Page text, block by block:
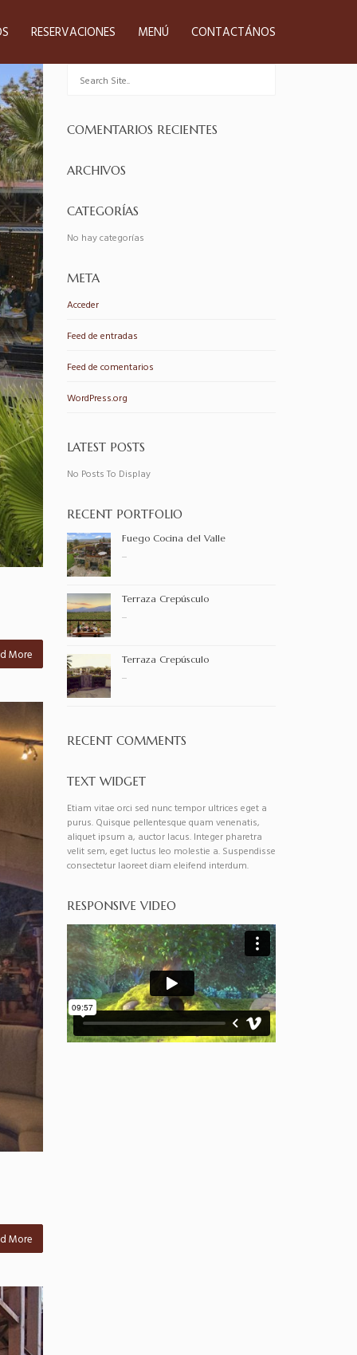
RESERVACIONES MENÚ CONTACTÁNOS
More
More
COMENTARIOS RECIENTES
ARCHIVOS
CATEGORÍAS
No hay categorías
META
Acceder
Feed de entradas
Feed de comentarios
WordPress.org
LATEST POSTS
No Posts To Display
RECENT PORTFOLIO
Fuego Cocina del Valle
...
Terraza Crepúsculo
...
Terraza Crepúsculo
...
RECENT COMMENTS
TEXT WIDGET
Etiam vitae orci sed nunc tempor ultrices eget a
purus. Quisque pellentesque quam venenatis,
aliquet ipsum a, auctor lacus. Integer pharetra
velit sem, eget luctus leo molestie a. Suspendisse
consectetur laoreet diam eleifend interdum.
RESPONSIVE VIDEO